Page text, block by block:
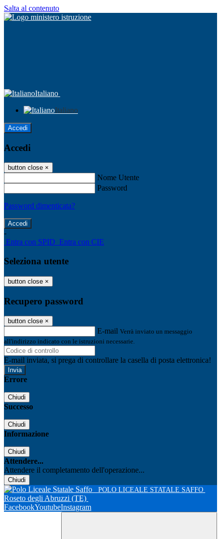
Salta al contenuto
Italiano
Italiano
Accedi
Accedi
button close ×
Nome Utente
Password
Password dimenticata?
-
Entra con SPID Entra con CIE
Seleziona utente
button close ×
Recupero password
button close ×
E-mail Verrà inviato un messaggio
all'indirizzo indicato con le istruzioni necessarie.
E-mail inviata, si prega di controllare la casella di posta elettronica!
Errore
Chiudi
Successo
Chiudi
Informazione
Chiudi
Attendere...
Attendere il completamento dell'operazione...
Chiudi
POLO LICEALE STATALE SAFFO
Roseto degli Abruzzi (TE)
FacebookYoutubeInstagram